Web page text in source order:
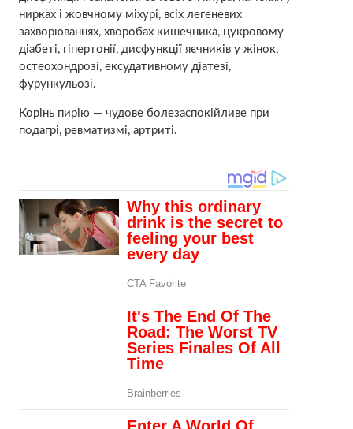
нирках і жовчному міхурі, всіх легеневих
захворюваннях, хворобах кишечника, цукровому
діабеті, гіпертонії, дисфункції яєчників у жінок,
остеохондрозі, ексудативному діатезі,
фурункульозі.
Корінь пирію — чудове болезаспокійливе при
подагрі, ревматизмі, артриті.